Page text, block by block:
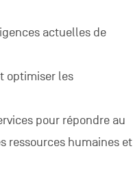
actuelles de
optimiser les
pour répondre au
ressources humaines et